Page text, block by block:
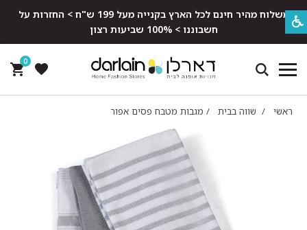
משלוח מהיר חינם לכל הארץ בקנייה מעל 199 ש"ח > החזרות על
חשבוננו > 100% שביעות רצון
0
ראשי / שווה בבית / מגבות מטבח פסים אפור